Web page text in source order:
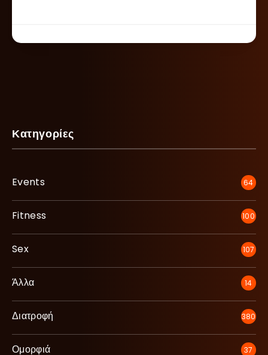
Κατηγορίες
Events 64
Fitness 100
Sex 107
Άλλα 14
Διατροφή 380
Ομορφιά 37